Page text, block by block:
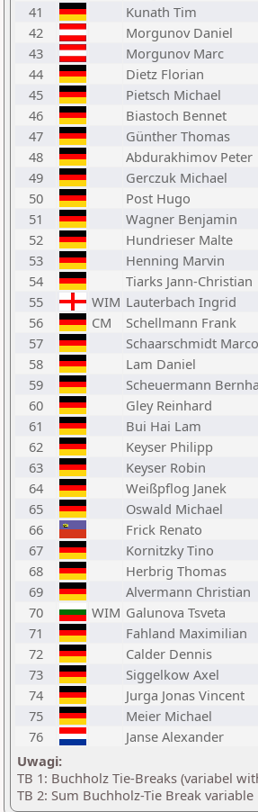
41
Kunath Tim
42
Morgunov Daniel
43
Morgunov Marc
44
Dietz Florian
45
Pietsch Michael
46
Biastoch Bennet
47
Günther Thomas
48
Abdurakhimov Peter
49
Gerczuk Michael
50
Post Hugo
51
Wagner Benjamin
52
Hundrieser Malte
53
Henning Marvin
54
Tiarks Jann-Christian
55
WIM Lauterbach Ingrid
56
CM Schellmann Frank
57
Schaarschmidt Marco
58
Lam Daniel
59
Scheuermann
60
Gley Reinhard
61
Bui Hai Lam
62
Keyser Philipp
63
Keyser Robin
64
Weißpflog Janek
65
Oswald Michael
66
Frick Renato
67
Kornitzky Tino
68
Herbrig Thomas
69
Alvermann Christian
70
WIM Galunova Tsveta
71
Fahland Maximilian
72
Calder Dennis
73
Siggelkow Axel
74
Jurga Jonas Vincent
75
Meier Michael
76
Janse Alexander
Uwagi:
TB 1: Buchholz Tie-Breaks (variabel
TB 2: Sum Buchholz-Tie Break variable